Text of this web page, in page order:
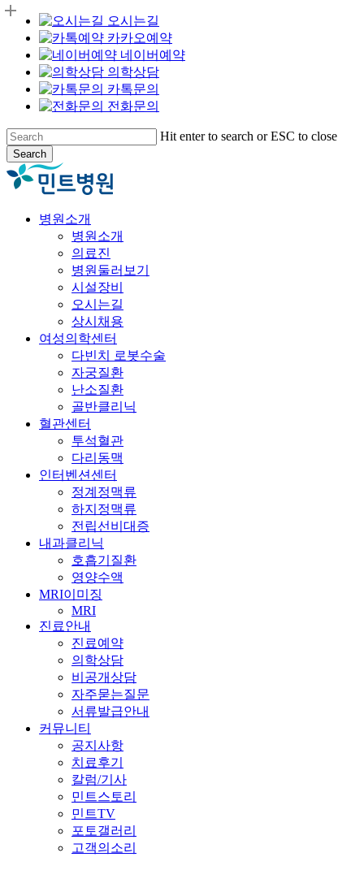
오시는길
카카오예약
네이버예약
의학상담
카톡문의
전화문의
Skip
to
main
content
Hit enter to search or ESC to close
Search
Close
Search
Menu
병원소개
병원소개
의료진
병원둘러보기
시설장비
오시는길
상시채용
여성의학센터
다빈치 로봇수술
자궁질환
난소질환
골반클리닉
혈관센터
투석혈관
다리동맥
인터벤션센터
정계정맥류
하지정맥류
전립선비대증
내과클리닉
호흡기질환
영양수액
MRI이미징
MRI
진료안내
진료예약
의학상담
비공개상담
자주묻는질문
서류발급안내
커뮤니티
공지사항
치료후기
칼럼/기사
민트스토리
민트TV
포토갤러리
고객의소리